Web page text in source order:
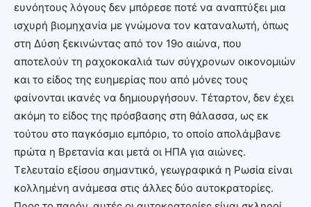
ευνόητους λόγους δεν μπόρεσε ποτέ να αναπτύξει μια
ισχυρή βιομηχανία με γνώμονα τον καταναλωτή, όπως
στη Δύση ξεκινώντας από τον 19ο αιώνα, που
αποτελούν τη ραχοκοκαλιά των σύγχρονων οικονομιών
και το είδος της ευημερίας που από μόνες τους
φαίνονται ικανές να δημιουργήσουν. Τέταρτον, δεν έχει
ακόμη το είδος της πρόσβασης στη θάλασσα, ως εκ
τούτου στο παγκόσμιο εμπόριο, το οποίο απολάμβανε
πρώτα η Βρετανία και μετά οι ΗΠΑ για αιώνες.
Τελευταίο εξίσου σημαντικό, γεωγραφικά η Ρωσία είναι
κολλημένη ανάμεσα στις άλλες δύο αυτοκρατορίες.